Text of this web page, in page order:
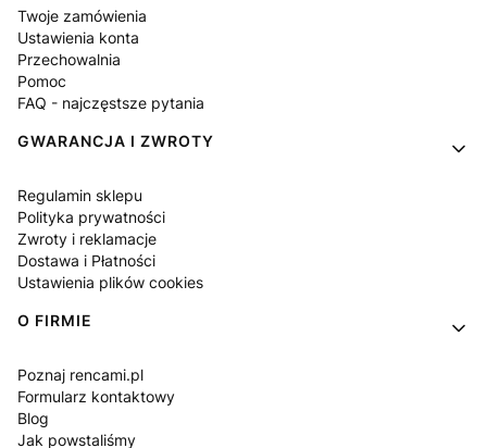
Twoje zamówienia
Ustawienia konta
Przechowalnia
Pomoc
FAQ - najczęstsze pytania
GWARANCJA I ZWROTY
Regulamin sklepu
Polityka prywatności
Zwroty i reklamacje
Dostawa i Płatności
Ustawienia plików cookies
O FIRMIE
Poznaj rencami.pl
Formularz kontaktowy
Blog
Jak powstaliśmy